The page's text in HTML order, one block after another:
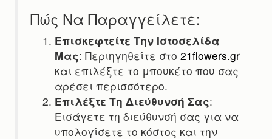
Πώς Να Παραγγείλετε:
Επισκεφτείτε Την Ιστοσελίδα
Μας: Περιηγηθείτε στο 21flowers.gr
και επιλέξτε το μπουκέτο που σας
αρέσει περισσότερο.
Επιλέξτε Τη Διεύθυνσή Σας:
Εισάγετε τη διεύθυνσή σας για να
υπολογίσετε το κόστος και την